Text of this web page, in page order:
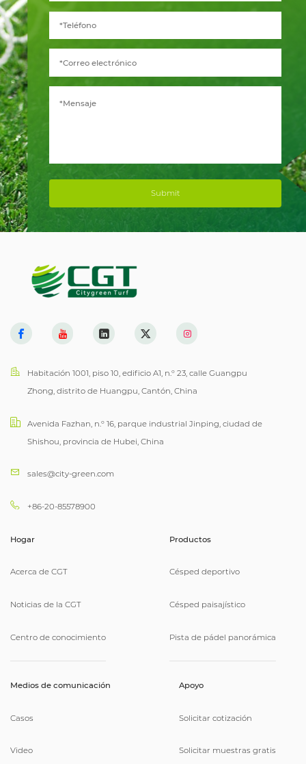
Submit
Habitación 1001, piso 10, edificio A1, n.º 23, calle Guangpu
Zhong, distrito de Huangpu, Cantón, China
Avenida Fazhan, n.º 16, parque industrial Jinping, ciudad de
Shishou, provincia de Hubei, China
sales@city-green.com
+86-20-85578900
Hogar
Acerca de CGT
Noticias de la CGT
Centro de conocimiento
Productos
Césped deportivo
Césped paisajístico
Pista de pádel panorámica
Medios de comunicación
Casos
Video
Apoyo
Solicitar cotización
Solicitar muestras gratis